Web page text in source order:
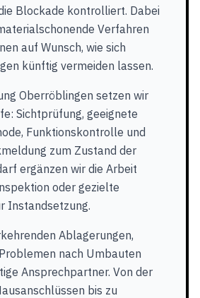
Blockade kontrolliert. Dabei
Verfahren
auf Wunsch, wie sich
künftig vermeiden lassen.
Oberröblingen setzen wir
Sichtprüfung, geeignete
Funktionskontrolle und
zum Zustand der
ergänzen wir die Arbeit
oder gezielte
Instandsetzung.
Ablagerungen,
nach Umbauten
Ansprechpartner. Von der
bis zu